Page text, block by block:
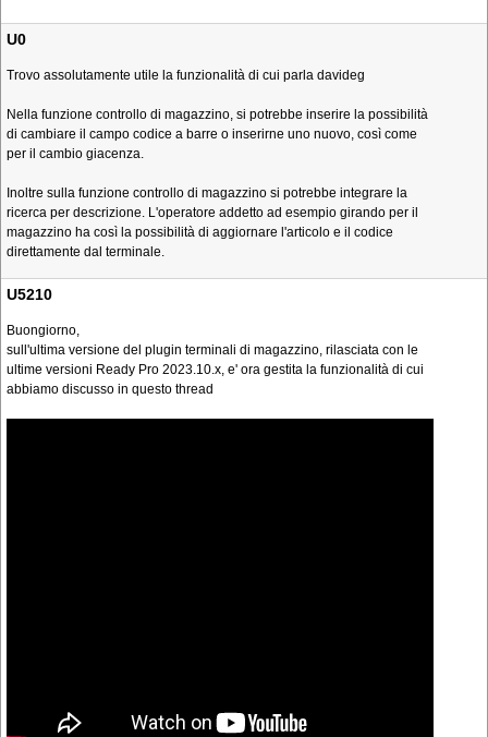
U0
Trovo assolutamente utile la funzionalità di cui parla davideg
Nella funzione controllo di magazzino, si potrebbe inserire la possibilità
di cambiare il campo codice a barre o inserirne uno nuovo, così come
per il cambio giacenza.
Inoltre sulla funzione controllo di magazzino si potrebbe integrare la
ricerca per descrizione. L'operatore addetto ad esempio girando per il
magazzino ha così la possibilità di aggiornare l'articolo e il codice
direttamente dal terminale.
U5210
Buongiorno,
sull'ultima versione del plugin terminali di magazzino, rilasciata con le
ultime versioni Ready Pro 2023.10.x, e' ora gestita la funzionalità di cui
abbiamo discusso in questo thread